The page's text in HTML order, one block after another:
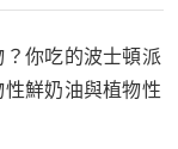
你吃的波士頓派
鮮奶油與植物性